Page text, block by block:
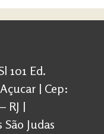
101 Ed.
| Cep:
RJ |
Judas